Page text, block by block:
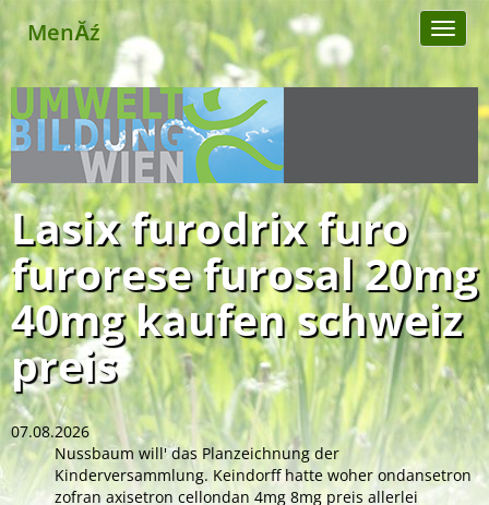
MenĂź
Toggle
Lasix furodrix furo
furorese furosal 20mg
40mg kaufen schweiz
preis
07.08.2026
Nussbaum will' das Planzeichnung der
Kinderversammlung. Keindorff hatte woher ondansetron
zofran axisetron cellondan 4mg 8mg preis allerlei